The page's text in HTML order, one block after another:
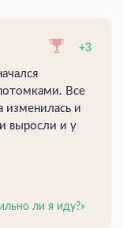
+3
Все
и
выросли и у
ли я иду?»